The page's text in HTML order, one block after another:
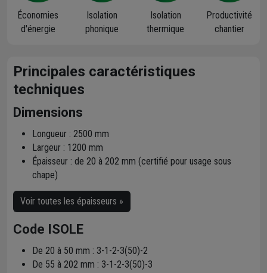
Économies
d'énergie
Isolation
phonique
Isolation
thermique
Productivité
chantier
Principales caractéristiques
techniques
Dimensions
Longueur : 2500 mm
Largeur : 1200 mm
Épaisseur : de 20 à 202 mm (certifié pour usage sous
chape)
Voir toutes les épaisseurs »
Code ISOLE
De 20 à 50 mm : 3-1-2-3(50)-2
De 55 à 202 mm : 3-1-2-3(50)-3